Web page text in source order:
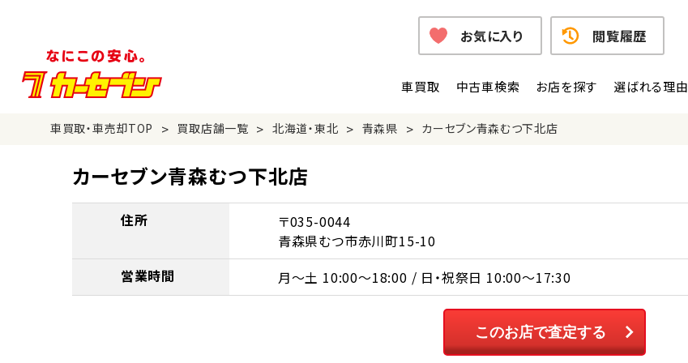
車買取 中古車検索 お店を探す 選ばれる理由
お気に入り 閲覧履歴
車買取・車売却TOP > 買取店舗一覧 > 北海道・東北 > 青森県 > カーセブン青森むつ下北店
カーセブン青森むつ下北店
住所
〒035-0044
青森県むつ市赤川町15-10
営業時間
月～土 10:00～18:00 / 日・祝祭日 10:00～17:30
このお店で査定する